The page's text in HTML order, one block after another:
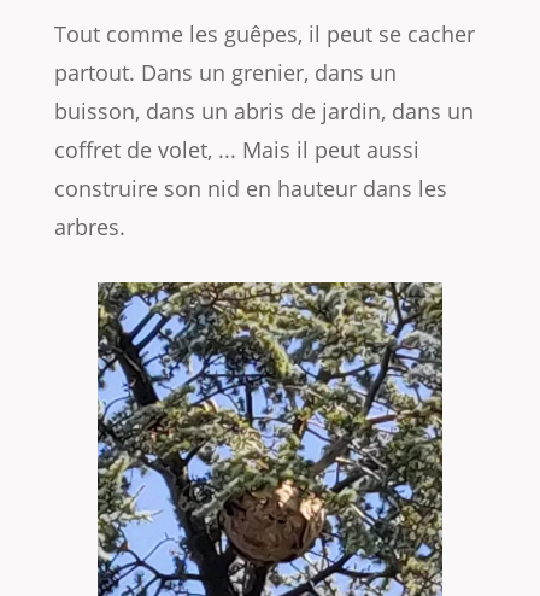
Tout comme les guêpes, il peut se cacher
partout. Dans un grenier, dans un
buisson, dans un abris de jardin, dans un
coffret de volet, ... Mais il peut aussi
construire son nid en hauteur dans les
arbres.